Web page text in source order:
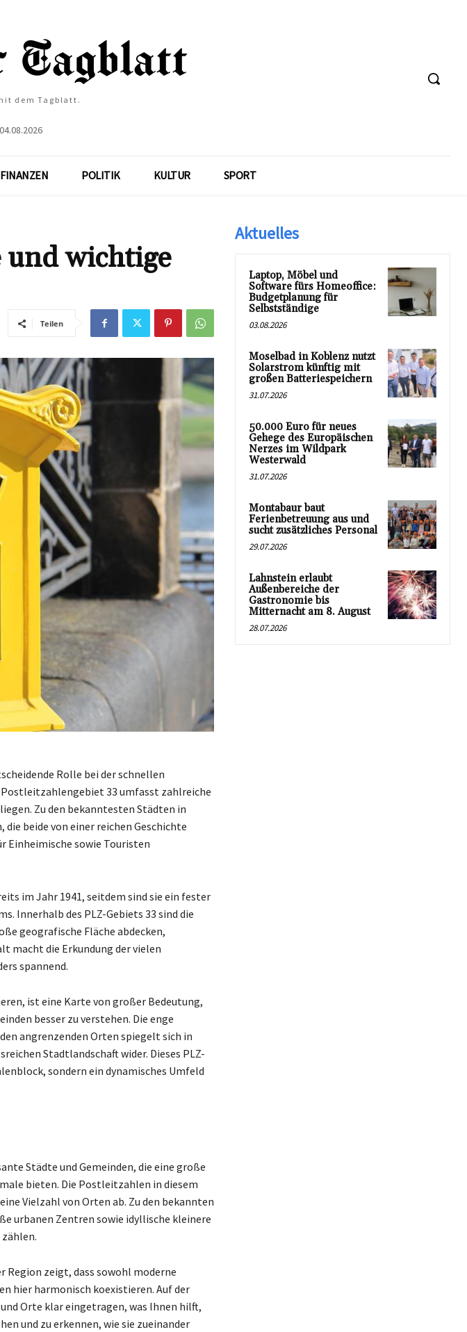
dem Tagblatt.
FINANZEN POLITIK KULTUR SPORT
und wichtige
Teilen
Rolle bei der schnellen
33 umfasst zahlreiche
Zu den bekanntesten Städten in
beide von einer reichen Geschichte
Einheimische sowie Touristen
im Jahr 1941, seitdem sind sie ein fester
Innerhalb des PLZ-Gebiets 33 sind die
geografische Fläche abdecken,
macht die Erkundung der vielen
spannend.
ist eine Karte von großer Bedeutung,
besser zu verstehen. Die enge
angrenzenden Orten spiegelt sich in
Stadtlandschaft wider. Dieses PLZ-
sondern ein dynamisches Umfeld
Städte und Gemeinden, die eine große
bieten. Die Postleitzahlen in diesem
Vielzahl von Orten ab. Zu den bekannten
urbanen Zentren sowie idyllische kleinere
Region zeigt, dass sowohl moderne
hier harmonisch koexistieren. Auf der
Orte klar eingetragen, was Ihnen hilft,
und zu erkennen, wie sie zueinander
Aktuelles
Laptop, Möbel und
Software fürs Homeoffice:
Budgetplanung für
Selbstständige
03.08.2026
Moselbad in Koblenz nutzt
Solarstrom künftig mit
großen Batteriespeichern
31.07.2026
50.000 Euro für neues
Gehege des Europäischen
Nerzes im Wildpark
Westerwald
31.07.2026
Montabaur baut
Ferienbetreuung aus und
sucht zusätzliches Personal
29.07.2026
Lahnstein erlaubt
Außenbereiche der
Gastronomie bis
Mitternacht am 8. August
28.07.2026